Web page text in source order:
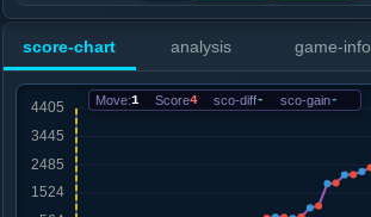
.....卒９进１
红+1017
卒７进１
15. 车六进三
.....卒９进１
16. 车六平一
score-chart analysis game-info
Move:1 Score4 sco-diff- sco-gain-